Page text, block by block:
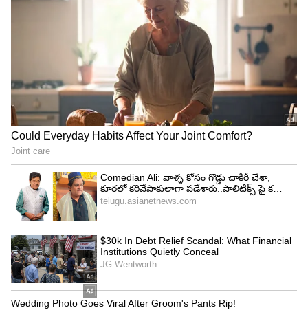
టైమింగ్ తో అలరించారు. కోడి కేసులో వారు చేసే హడావిడి
నవ్వులు పంచుతుంది. మొత్తం చూస్తే ఈ సిరీస్ ను గెటప్
శ్రీను నడిపించినట్లు అనిపిస్తుంది. గజపతి రాజు పాత్రలో,
ఊరిపెద్దగా నాగబాబు వావ్ అనిపించారు.